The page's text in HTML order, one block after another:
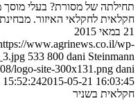
תחילתה של מסורת? בעלי מוסך
חקלאית לחקלאי האיזור.
21 במאי 2015
www.agrinews.co.il/wp-
533 800 dani Steinmann
logo-site-300x131.png dani
15:52:242015-05-21 16:03:45
חקלאית בשניר